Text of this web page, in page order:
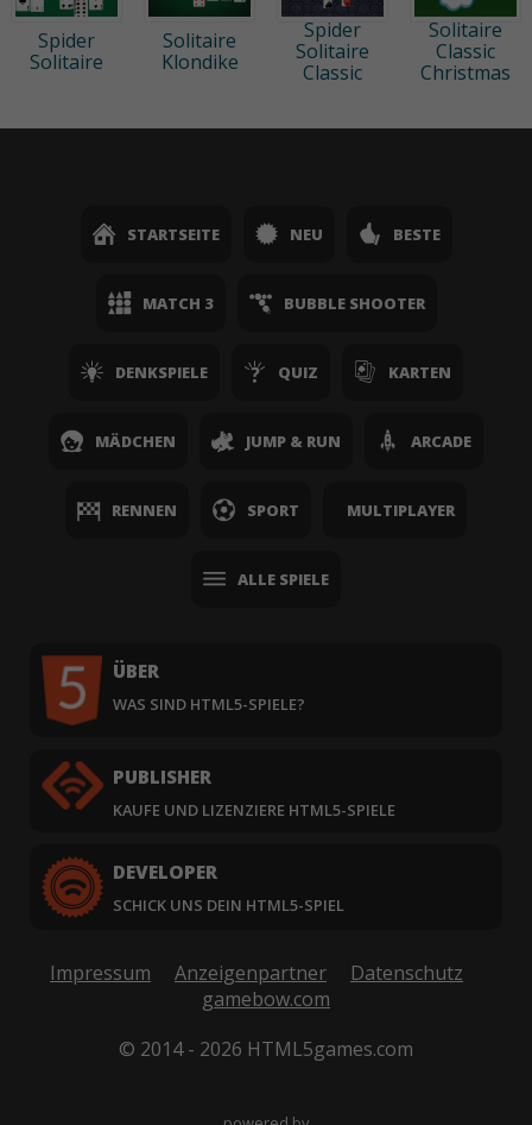
Spider
Solitaire
Solitaire
Klondike
Spider
Solitaire
Classic
Solitaire
Classic
Christmas
STARTSEITE NEU BESTE
MATCH 3 BUBBLE SHOOTER
DENKSPIELE QUIZ KARTEN
MÄDCHEN JUMP & RUN ARCADE
RENNEN SPORT MULTIPLAYER
ALLE SPIELE
ÜBER
WAS SIND HTML5-SPIELE?
PUBLISHER
KAUFE UND LIZENZIERE HTML5-SPIELE
DEVELOPER
SCHICK UNS DEIN HTML5-SPIEL
Impressum Anzeigenpartner
Datenschutz
gamebow.com
© 2014 - 2026 HTML5games.com